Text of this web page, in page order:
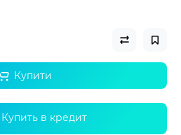
Купити
Купить в кредит